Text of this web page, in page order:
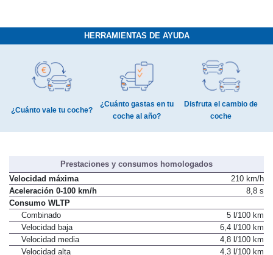
HERRAMIENTAS DE AYUDA
¿Cuánto gastas en tu
Disfruta el cambio de
Prestaciones y consumos homologados
Velocidad máxima
210 km/h
Aceleración 0-100 km/h
Consumo WLTP
Combinado
5 l/100 km
Velocidad baja
6,4 l/100 km
Velocidad media
4,8 l/100 km